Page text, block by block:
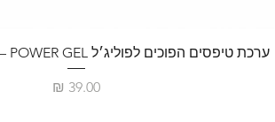
ערכת טיפסים הפוכים לפוליג׳ל POWER GEL – ‏4 צורות רב־פעמיות
מחיר